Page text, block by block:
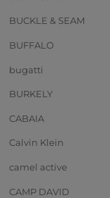
BUCKLE & SEAM
BUFFALO
bugatti
BURKELY
CABAIA
Calvin Klein
camel active
CAMP DAVID